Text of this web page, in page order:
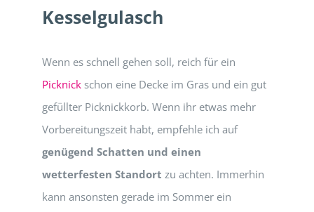
Kesselgulasch
Wenn es schnell gehen soll, reich für ein
Picknick schon eine Decke im Gras und ein gut
gefüllter Picknickkorb. Wenn ihr etwas mehr
Vorbereitungszeit habt, empfehle ich auf
genügend Schatten und einen
wetterfesten Standort zu achten. Immerhin
kann ansonsten gerade im Sommer ein